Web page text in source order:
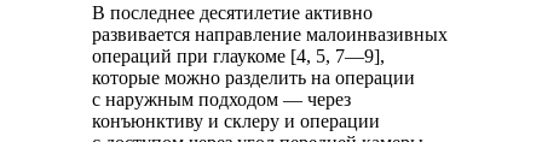
В последнее десятилетие активно
развивается направление малоинвазивных
операций при глаукоме [4, 5, 7—9],
которые можно разделить на операции
с наружным подходом — через
конъюнктиву и склеру и операции